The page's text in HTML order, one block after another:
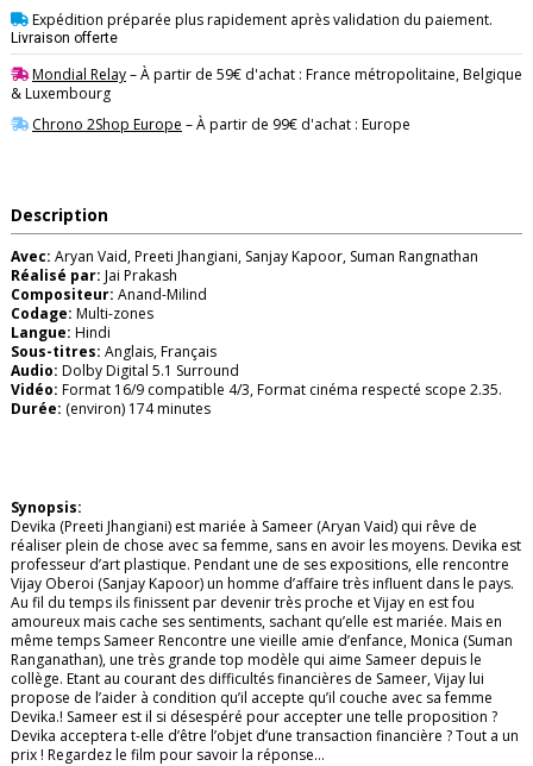
Expédition préparée plus rapidement après validation du paiement.
Livraison offerte
Mondial Relay– À partir de 59€ d'achat : France métropolitaine, Belgique
& Luxembourg
Chrono 2Shop Europe – À partir de 99€ d'achat : Europe
Description
Avec: Aryan Vaid, Preeti Jhangiani, Sanjay Kapoor, Suman Rangnathan
Réalisé par: Jai Prakash
Compositeur: Anand-Milind
Codage: Multi-zones
Langue: Hindi
Sous-titres: Anglais, Français
Audio: Dolby Digital 5.1 Surround
Vidéo: Format 16/9 compatible 4/3, Format cinéma respecté scope 2.35.
Durée: (environ) 174 minutes
Synopsis:
Devika (Preeti Jhangiani) est mariée à Sameer (Aryan Vaid) qui rêve de
réaliser plein de chose avec sa femme, sans en avoir les moyens. Devika est
professeur d’art plastique. Pendant une de ses expositions, elle rencontre
Vijay Oberoi (Sanjay Kapoor) un homme d’affaire très influent dans le pays.
Au fil du temps ils finissent par devenir très proche et Vijay en est fou
amoureux mais cache ses sentiments, sachant qu’elle est mariée. Mais en
même temps Sameer Rencontre une vieille amie d’enfance, Monica (Suman
Ranganathan), une très grande top modèle qui aime Sameer depuis le
collège. Etant au courant des difficultés financières de Sameer, Vijay lui
propose de l’aider à condition qu’il accepte qu’il couche avec sa femme
Devika.! Sameer est il si désespéré pour accepter une telle proposition ?
Devika acceptera t-elle d’être l’objet d’une transaction financière ? Tout a un
prix ! Regardez le film pour savoir la réponse…